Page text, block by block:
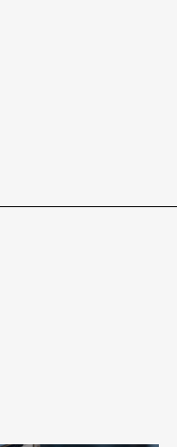
十二個男人當中挑
，只是隨機湊和罷
天不足，大大侷限
東隅。不幸的是，
玉慧的原作其實只